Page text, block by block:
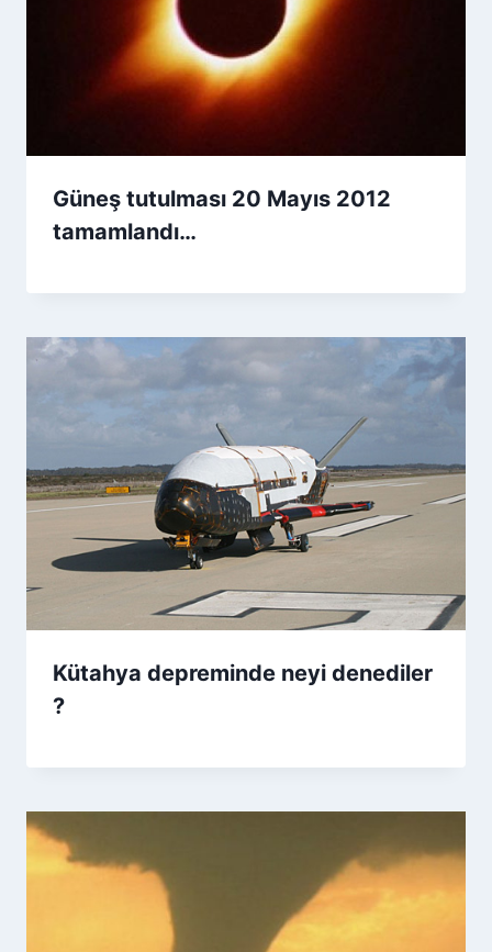
Güneş tutulması 20 Mayıs 2012
tamamlandı…
Kütahya depreminde neyi denediler
?